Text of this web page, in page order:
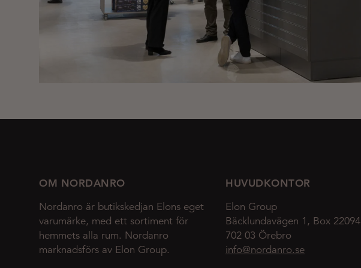
OM NORDANRO
Nordanro är butikskedjan Elons eget
varumärke, med ett sortiment för
hemmets alla rum. Nordanro
marknadsförs av Elon Group.
HUVUDKONTOR
Elon Group
Bäcklundavägen 1, Box 22094
702 03 Örebro
info@nordanro.se